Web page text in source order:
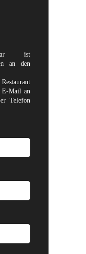
ist
an den
E-Mail an
Telefon